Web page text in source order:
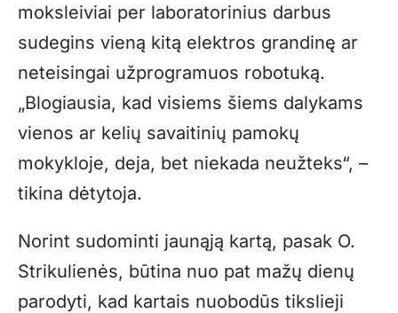
moksleiviai per laboratorinius darbus
sudegins vieną kitą elektros grandinę ar
neteisingai užprogramuos robotuką.
„Blogiausia, kad visiems šiems dalykams
vienos ar kelių savaitinių pamokų
mokykloje, deja, bet niekada neužteks“, –
tikina dėtytoja.
Norint sudominti jaunąją kartą, pasak O.
Strikulienės, būtina nuo pat mažų dienų
parodyti, kad kartais nuobodūs tikslieji